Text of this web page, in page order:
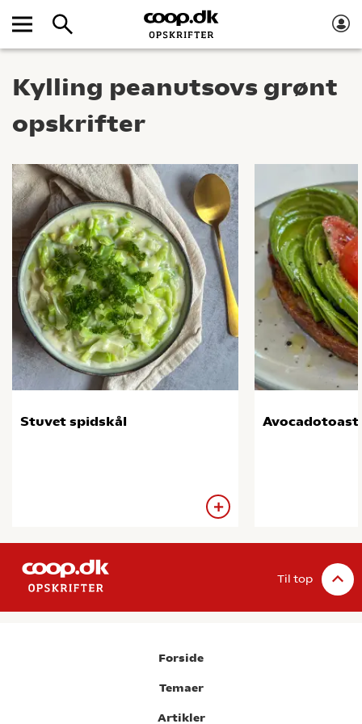
Kylling peanutsovs grønt
opskrifter
Stuvet spidskål Avocadotoast
Til top
Forside
Temaer
Artikler